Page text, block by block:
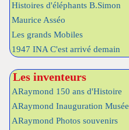
Histoires d'éléphants B.Simon
Maurice Asséo
Les grands Mobiles
1947 INA C'est arrivé demain
Les inventeurs
ARaymond 150 ans d'Histoire
ARaymond Inauguration Musée
ARaymond Photos souvenirs